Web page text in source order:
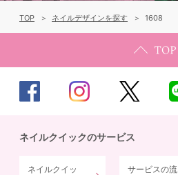
TOP ネイルデザインを探す 1608
ネイルクイックのサービス
ネイルクイッ
サービスの流